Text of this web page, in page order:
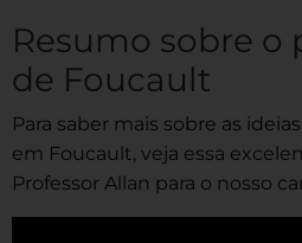
Resumo sobre o
de Foucault
Para saber mais sobre as
em Foucault, veja essa
Professor Allan para o nosso